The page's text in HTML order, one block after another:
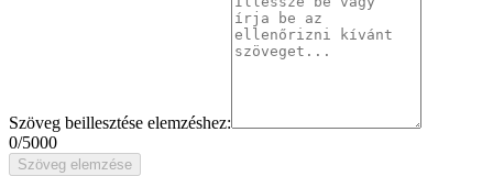
Szöveg beillesztése elemzéshez:
0/5000
Szöveg elemzése